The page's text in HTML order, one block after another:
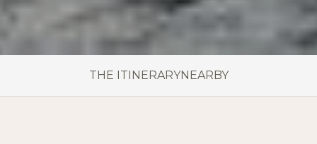
THE ITINERARYNEARBY